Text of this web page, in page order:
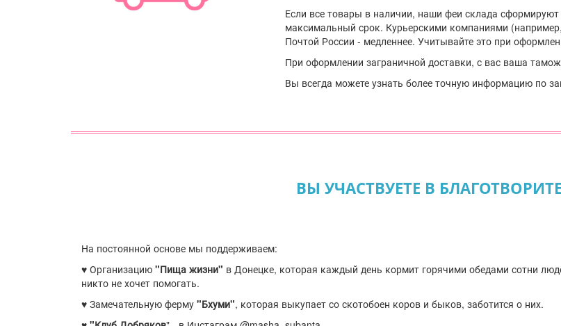
Если все товары в наличии, наши феи склада сформируют и отправят ваш заказ на доставку в течение трех недель! Это
максимальный срок. Курьерскими компаниями
Почтой России - медленнее. Учитывайте это при
При оформлении заграничной доставки, с вас ваша
Вы всегда можете узнать более точную информацию по
ВЫ УЧАСТВУЕТЕ В
На постоянной основе мы поддерживаем:
♥ Организацию "Пища жизни" в Донецке, которая каждый день кормит горячими обедами сотни
никто не хочет помогать.
♥ Замечательную ферму "Бхуми", которая выкупает со скотобоен коров и быков, заботится о них.